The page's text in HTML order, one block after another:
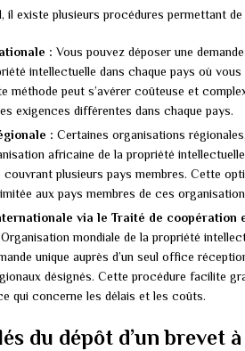
il existe plusieurs procédures permettant
: Vous pouvez déposer une
intellectuelle dans chaque pays où
méthode peut s’avérer coûteuse et
exigences différentes dans chaque pays.
: Certaines organisations
africaine de la propriété
couvrant plusieurs pays membres. Cette
aux pays membres de ces
via le Traité de coopération
mondiale de la propriété
unique auprès d’un seul office
désignés. Cette procédure facilite
qui concerne les délais et les coûts.
du dépôt d’un brevet